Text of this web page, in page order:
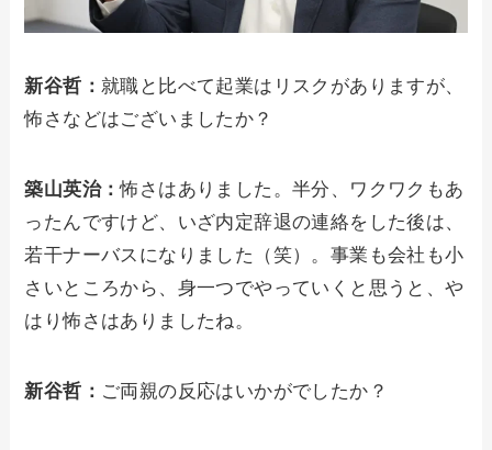
新谷哲：就職と比べて起業はリスクがありますが、
怖さなどはございましたか？
築山英治：怖さはありました。半分、ワクワクもあ
ったんですけど、いざ内定辞退の連絡をした後は、
若干ナーバスになりました（笑）。事業も会社も小
さいところから、身一つでやっていくと思うと、や
はり怖さはありましたね。
新谷哲： ご両親の反応はいかがでしたか？